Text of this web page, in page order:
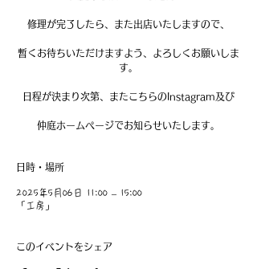
修理が完了したら、また出店いたしますので、
暫くお待ちいただけますよう、よろしくお願いしま
す。
日程が決まり次第、またこちらのInstagram及び
仲庭ホームページでお知らせいたします。
日時・場所
2025年5月06日 11:00 – 15:00
「工房」
このイベントをシェア